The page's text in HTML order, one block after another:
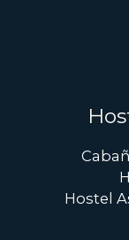
Hostel